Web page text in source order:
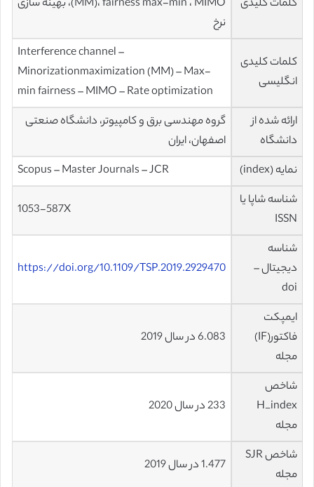
کلمات کلیدی
(MM)، fairness max-min ، MIMO، بهینه سازی
نرخ
کلمات کلیدی
انگلیسی
Interference channel –
Minorizationmaximization (MM) – Max-
min fairness – MIMO – Rate optimization
ارائه شده از
دانشگاه
گروه مهندسی برق و کامپیوتر، دانشگاه صنعتی
اصفهان، ایران
نمایه (index)
Scopus – Master Journals – JCR
شناسه شاپا یا
ISSN
1053-587X
شناسه
دیجیتال –
doi
https://doi.org/10.1109/TSP.2019.2929470
ایمپکت
فاکتور(IF)
مجله
6.083 در سال 2019
شاخص
H_index
مجله
233 در سال 2020
شاخص SJR
مجله
1.477 در سال 2019